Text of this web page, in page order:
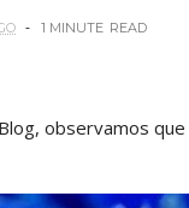
1 MINUTE READ
observamos